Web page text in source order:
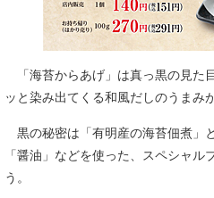
「海苔からあげ」は真っ黒の見た
ッと染み出てくる和風だしのうまみ
黒の秘密は「有明産の海苔佃煮」
「醤油」などを使った、スペシャ
う。